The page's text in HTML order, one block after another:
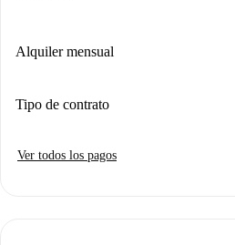
Alquiler mensual
Tipo de contrato
Ver todos los pagos